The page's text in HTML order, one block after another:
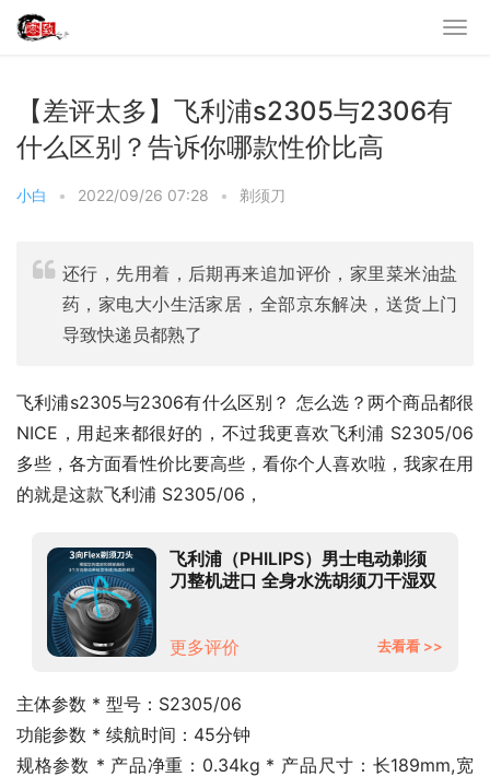
【差评太多】飞利浦s2305与2306有
什么区别？告诉你哪款性价比高
小白 • 2022/09/26 07:28 • 剃须刀
还行，先用着，后期再来追加评价，家里菜米油盐
药，家电大小生活家居，全部京东解决，送货上门
导致快递员都熟了
飞利浦s2305与2306有什么区别？ 怎么选？两个商品都很
NICE，用起来都很好的，不过我更喜欢飞利浦 S2305/06
多些，各方面看性价比要高些，看你个人喜欢啦，我家在用
的就是这款飞利浦 S2305/06，
飞利浦（PHILIPS）男士电动剃须
刀整机进口 全身水洗胡须刀干湿双
更多评价
去看看 >>
主体参数 * 型号：S2305/06
功能参数 * 续航时间：45分钟
规格参数 * 产品净重：0.34kg * 产品尺寸：长189mm,宽